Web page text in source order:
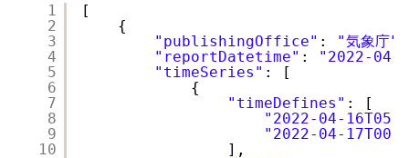
1
2
3
4
5
6
7
8
9
10
[
{
"publishingOffice" : "気象庁"
"reportDatetime" :
"2022-04-
"timeSeries" : [
{
"timeDefines" : [
"2022-04-
"2022-04-
],